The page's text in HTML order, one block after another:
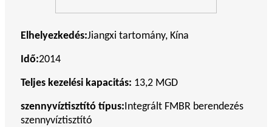
Elhelyezkedés:Jiangxi tartomány, Kína
Idő:2014
Teljes kezelési kapacitás: 13,2 MGD
szennyvíztisztító típus:Integrált FMBR berendezés
szennyvíztisztító